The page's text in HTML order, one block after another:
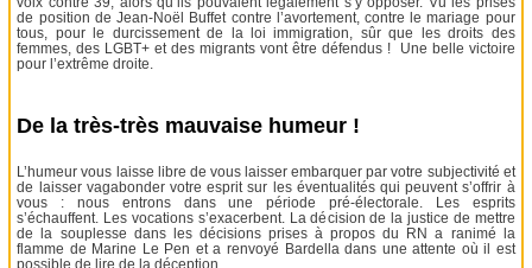
de position de Jean-Noël Buffet contre l’avortement, contre le mariage pour
tous, pour le durcissement de la loi immigration, sûr que les droits des
femmes, des LGBT+ et des migrants vont être défendus ! Une belle victoire
pour l’extrême droite.
De la très-très mauvaise humeur !
L’humeur vous laisse libre de vous laisser embarquer par votre subjectivité et
de laisser vagabonder votre esprit sur les éventualités qui peuvent s’offrir à
vous : nous entrons dans une période pré-électorale. Les esprits
s’échauffent. Les vocations s’exacerbent. La décision de la justice de mettre
de la souplesse dans les décisions prises à propos du RN a ranimé la
flamme de Marine Le Pen et a renvoyé Bardella dans une attente où il est